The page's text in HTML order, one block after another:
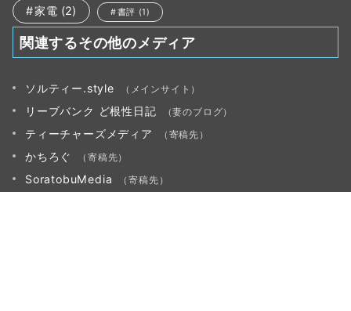
家電 (2) 書評 (1)
関連するその他のメディア
ソルティー.style （メインサイト）
リーブバンク ど根性日記 （妻のブログ）
ティーチャーズメディア （寄稿先）
かちろぐ （寄稿先）
SoratobuMedia （寄稿先）